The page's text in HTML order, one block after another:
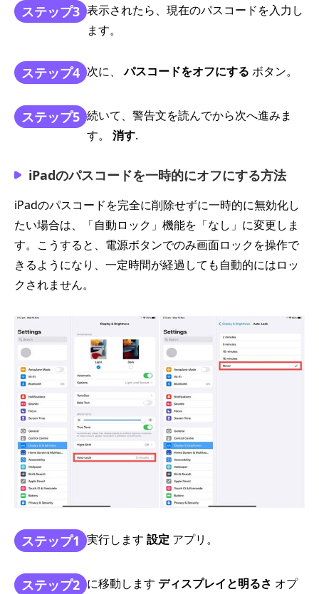
ステップ3 表示されたら、現在のパスコードを入力し
ます。
ステップ4 次に、パスコードをオフにする ボタン。
ステップ5 続いて、警告文を読んでから次へ進みま
す。 消す.
iPadのパスコードを一時的にオフにする方法
iPadのパスコードを完全に削除せずに一時的に無効化し
たい場合は、「自動ロック」機能を「なし」に変更しま
す。こうすると、電源ボタンでのみ画面ロックを操作で
きるようになり、一定時間が経過しても自動的にはロッ
クされません。
ステップ1 実行します 設定 アプリ。
ステップ2 に移動します ディスプレイと明るさ オプ